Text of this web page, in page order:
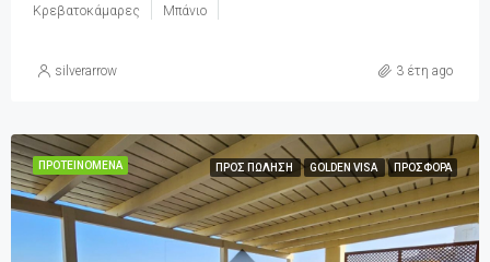
Κρεβατοκάμαρες Μπάνιο
silverarrow 3 έτη ago
ΠΡΟΤΕΙΝΌΜΕΝΑ ΠΡΟΣ ΠΏΛΗΣΗ GOLDEN VISA ΠΡΟΣΦΟΡΆ